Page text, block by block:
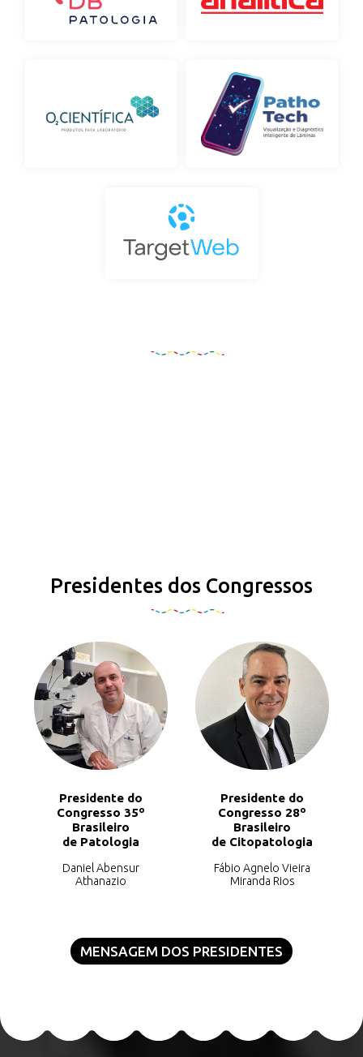
Presidentes dos Congressos
Presidente do
Congresso 35º
Brasileiro
de Patologia
Daniel Abensur
Athanazio
Presidente do
Congresso 28º
Brasileiro
de Citopatologia
Fábio Agnelo Vieira
Miranda Rios
MENSAGEM DOS PRESIDENTES